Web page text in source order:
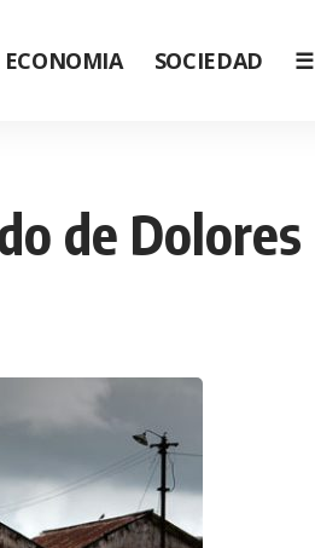
SOCIEDAD ☰
de Dolores